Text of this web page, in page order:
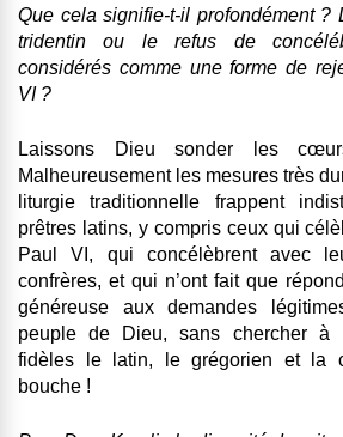
Que cela signifie-t-il profondément ?
tridentin ou le refus de
considérés comme une forme de
VI ?
Laissons Dieu sonder les
Malheureusement les mesures très
liturgie traditionnelle frappent
prêtres latins, y compris ceux qui
Paul VI, qui concélèbrent avec
confrères, et qui n’ont fait que
généreuse aux demandes
peuple de Dieu, sans chercher à
fidèles le latin, le grégorien et la
bouche !